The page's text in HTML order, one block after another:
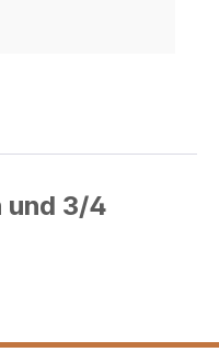
und 3/4